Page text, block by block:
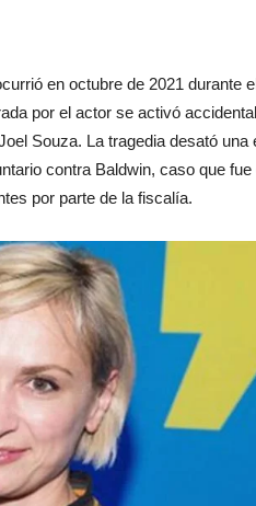
en octubre de 2021 durante
por el actor se activó
Souza. La tragedia desató
contra Baldwin, caso que
por parte de la fiscalía.